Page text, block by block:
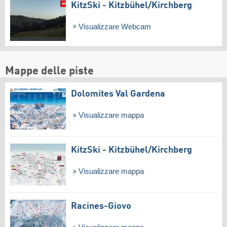
KitzSki - Kitzbühel/​Kirchberg
Visualizzare Webcam
Mappe delle piste
Dolomites Val Gardena
Visualizzare mappa
KitzSki - Kitzbühel/​Kirchberg
Visualizzare mappa
Racines-Giovo